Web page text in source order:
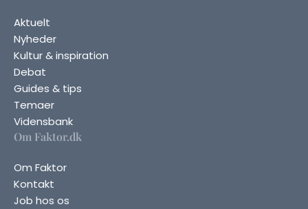
Aktuelt
Nyheder
Kultur & inspiration
Debat
Guides & tips
Temaer
Vidensbank
Om Faktor.dk
Om Faktor
Kontakt
Job hos os